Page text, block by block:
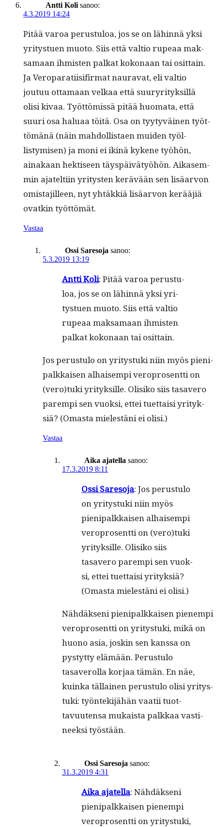
Antti Koli sanoo:
4.3.2019 14:24
Pitää varoa perus­tu­loa, jos se on lähin­nä yksi
yri­tystuen muo­to. Siis että val­tio rupeaa mak­
samaan ihmis­ten palkat kokon­aan tai osit­tain.
Ja Veroparati­isi­fir­mat nau­ra­vat, eli val­tio
joutuu otta­maan velkaa että suuryri­tyk­sil­lä
olisi kivaa. Työt­tömis­sä pitää huo­ma­ta, että
suuri osa halu­aa töitä. Osa on tyy­tyväi­nen työt­
tömänä (näin mah­dol­lis­taen muiden työl­
listymisen) ja moni ei ikinä kykene työhön,
ainakaan hek­tiseen täyspäivä­työhön. Aikasem­
min ajatelti­in yri­tys­ten kerävään sen lisäar­von
omis­ta­jilleen, nyt yhtäkkiä lisäar­von kerääjiä
ovatkin työttömät.
Vastaa
Ossi Saresoja sanoo:
5.3.2019 13:19
Antti Koli: Pitää varoa perus­tu­
loa, jos se on lähin­nä yksi yri­
tystuen muo­to. Siis että val­tio
rupeaa mak­samaan ihmis­ten
palkat kokon­aan tai osittain.
Jos perus­tu­lo on yri­tys­tu­ki niin myös pieni­
palkkaisen alhaisem­pi vero­pros­ent­ti on
(vero)tuki yri­tyk­sille. Olisiko siis tasavero
parem­pi sen vuok­si, ettei tuet­taisi yri­tyk­
siä? (Omas­ta mielestäni ei olisi.)
Vastaa
Aika ajatella sanoo:
17.3.2019 8:11
Ossi Sare­so­ja: Jos perus­tu­lo
on yri­tys­tu­ki niin myös
pieni­palkkaisen alhaisem­pi
vero­pros­ent­ti on (vero)tuki
yri­tyk­sille. Olisiko siis
tasavero parem­pi sen vuok­
si, ettei tuet­taisi yri­tyk­siä?
(Omas­ta mielestäni ei olisi.)
Nähdäk­seni pieni­palkkaisen pienem­pi
vero­pros­ent­ti on yri­tys­tu­ki, mikä on
huono asia, joskin sen kanssa on
pystyt­ty elämään. Perus­tu­lo
tasaverol­la kor­jaa tämän. En näe,
kuin­ka täl­lainen perus­tu­lo olisi yri­tys­
tu­ki: työn­tek­i­jähän vaatii tuot­
tavuuten­sa mukaista palkkaa vasti­
neek­si työstään.
Ossi Saresoja sanoo:
31.3.2019 4:31
Aika ajatel­la: Nähdäk­seni
pieni­palkkaisen pienem­pi
vero­pros­ent­ti on yri­tys­tu­ki,